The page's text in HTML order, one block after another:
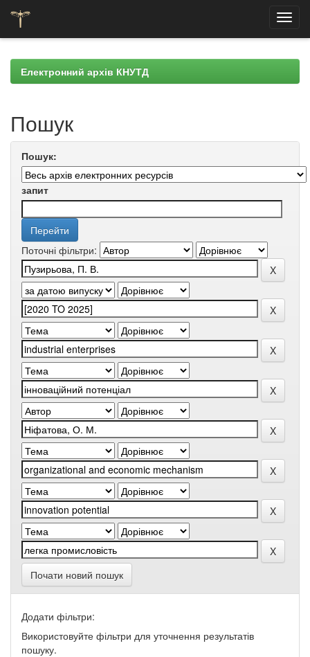
navigationЕлектронний архів КНУТД
Пошук
Пошук:
запит
Поточні фільтри:
Почати новий пошук
Додати фільтри:
Використовуйте фільтри для уточнення результатів
пошуку.